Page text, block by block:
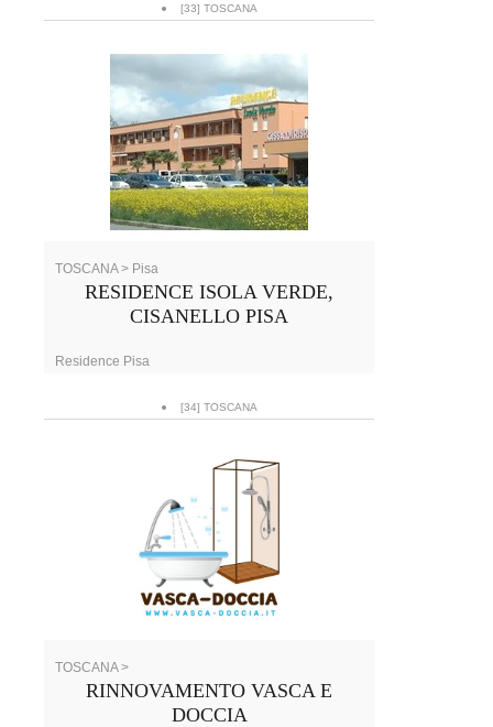
[33] TOSCANA
TOSCANA > Pisa
RESIDENCE ISOLA VERDE,
CISANELLO PISA
Residence Pisa
[34] TOSCANA
TOSCANA >
RINNOVAMENTO VASCA E
DOCCIA